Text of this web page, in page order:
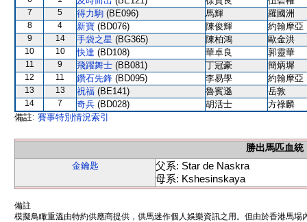
7 5 得力駒 (BE096) 馬輝 羅國洲
8 4 新寶 (BD076) 陳俊輝 約翰摩亞
9 14 手袋之星 (BG365) 陳柏鴻 歐金洪
10 10 快達 (BD108) 華卓良 郭靈華
11 9 飛躍舞士 (BB081) 丁冠豪 簡炳墀
12 11 鑽石先鋒 (BD095) 李易學 約翰摩亞
13 13 祝福 (BE141) 魯賓遜 岳敦
14 7 奇兵 (BD028) 胡活士
方祿麟
備註: 賽事特別情況索引
勝出馬匹血統
金鑰匙
父系: Star de Naskra
母系: Kshesinskaya
備註
模擬鳥瞰重溫由特約供應商提供，供馬迷作個人娛樂資訊之用。但由於香港馬